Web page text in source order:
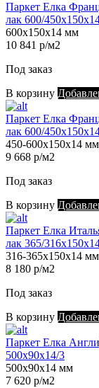
Паркет Елка
лак 600/
600х150х14 мм
10 841 р/м2
Под заказ
В корзину
Паркет Елка
лак 600/
450-600х150х14 мм
9 668 р/м2
Под заказ
В корзину
Паркет Елка
лак 365/
316-365х150х14 мм
8 180 р/м2
Под заказ
В корзину
Паркет Елка
500х90х14/3
500х90х14 мм
7 620 р/м2